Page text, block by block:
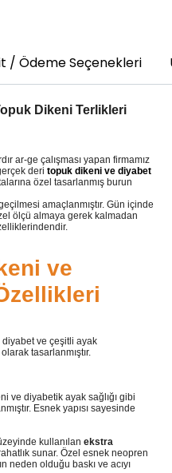
/ Ödeme Seçenekleri
Dikeni Terlikleri
ar-ge çalışması yapan firmamız
deri topuk dikeni ve diyabet
özel tasarlanmış burun
amaçlanmıştır. Gün içinde
ölçü almaya gerek kalmadan
ve
ve çeşitli ayak
tasarlanmıştır.
ve diyabetik ayak sağlığı gibi
Esnek yapısı sayesinde
kullanılan ekstra
sunar. Özel esnek neopren
neden olduğu baskı ve acıyı